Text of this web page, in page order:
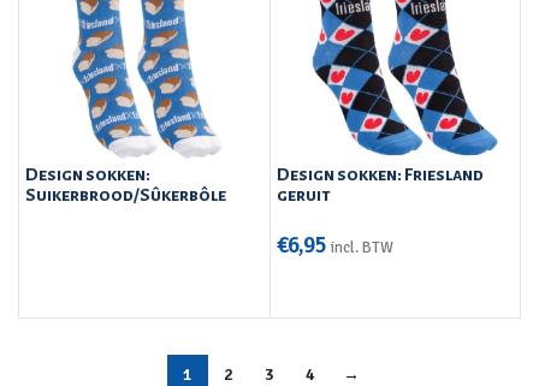
Design sokken:
Suikerbrood/Sûkerbôle
Design sokken: Friesland
geruit
€6,95 incl. BTW
1 2 3 4 →